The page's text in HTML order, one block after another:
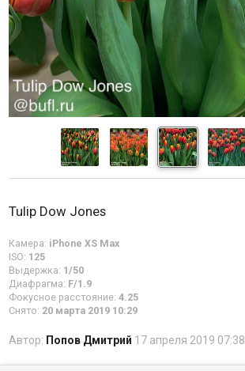
Tulip Dow Jones
Камера: iPhone XS Max
ISO: 125
Выдержка: 1/50
Диафрагма: F/1.9
Фокусное расстояние: 4.25
Снято: 20 марта 2019 10:29
Автор: Попов Дмитрий 17 апреля 2019 07:38